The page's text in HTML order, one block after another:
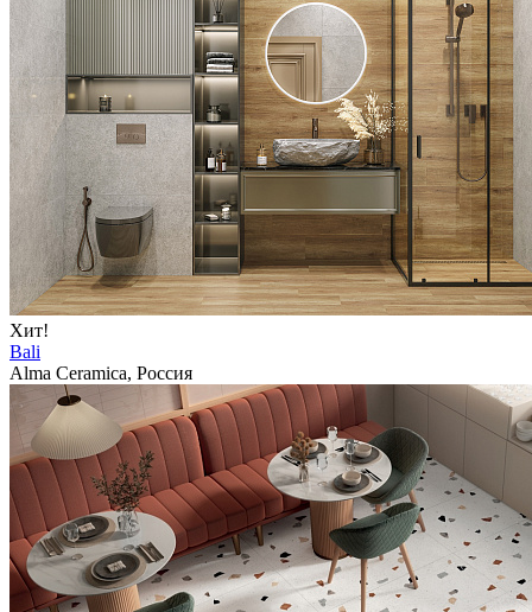
Хит!
Bali
Alma Ceramica, Россия